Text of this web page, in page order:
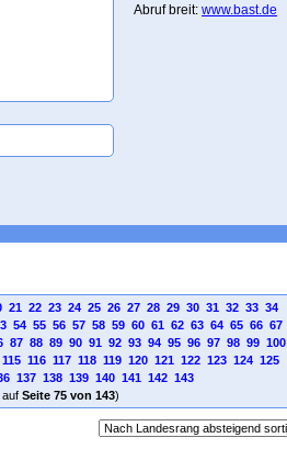
Abruf breit: www.bast.de
21 22 23 24 25 26 27 28 29 30 31 32 33 34
54 55 56 57 58 59 60 61 62 63 64 65 66 67
87 88 89 90 91 92 93 94 95 96 97 98 99 100
115 116 117 118 119 120 121 122 123 124 125
137 138 139 140 141 142 143
Seite 75 von 143)